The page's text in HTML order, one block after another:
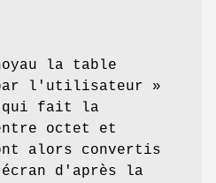
la table
l'utilisateur »
qui fait la
octet et
alors convertis
d'après la